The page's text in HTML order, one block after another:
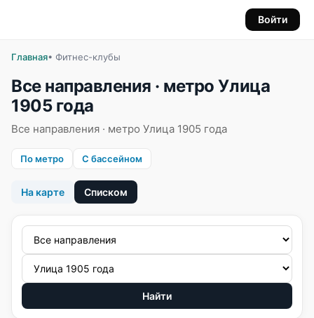
Войти
Главная• Фитнес-клубы
Все направления · метро Улица
1905 года
Все направления · метро Улица 1905 года
По метро С бассейном
На карте Списком
Найти